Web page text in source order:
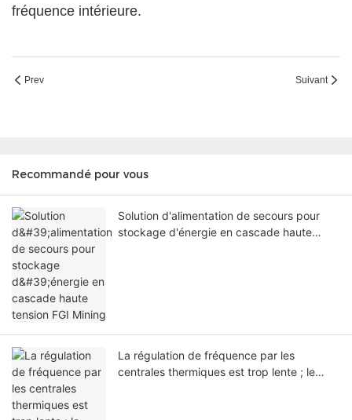
fréquence intérieure.
Prev Suivant
Recommandé pour vous
Solution d'alimentation de secours pour
stockage d'énergie en cascade haute
La régulation de fréquence par les
centrales thermiques est trop lente ; le